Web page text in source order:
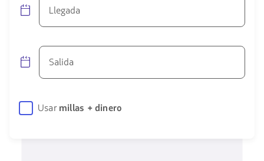
Llegada
Salida
Usarmillas + dinero